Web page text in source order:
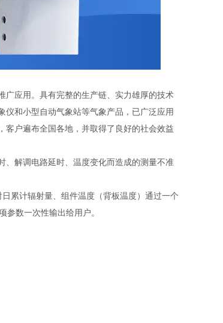
广应用。具有完整的生产链、实力雄厚的技术
仪和小型自动气象站等气象产品，已广泛应用
客户遍布全国各地，并取得了良好的社会效益
、解调电路延时、温度变化而造成的测量不准
累计辐射量、组件温度（背板温度）通过一个
数一次性输出给用户。